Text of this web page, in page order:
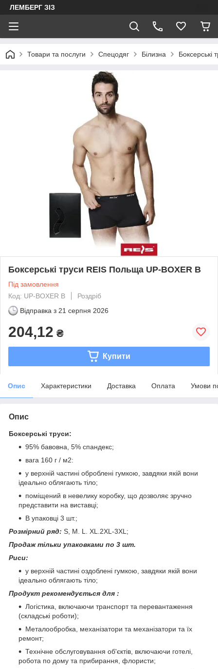
ЛЕМБЕРГ ЗІЗ
Товари та послуги Спецодяг Білизна Боксерські
Боксерські труси REIS Польща UP-BOXER B
Під замовлення
Код: UP-BOXER B
Роздріб
Відправка з 21 серпня 2026
204,12 ₴
Купити
Опис Характеристики Доставка Оплата Умови
Опис
Боксерські труси:
95% бавовна, 5% спандекс;
вага 160 г / м2:
у верхній частині оброблені гумкою, завдяки якій вони
ідеально облягають тіло;
поміщений в невелику коробку, що дозволяє зручно
представити на виставці;
В упаковці 3 шт.;
Розмірний ряд: S, M. L. XL.2XL-3XL;
Продаж тільки упаковками по 3 шт.
Риси:
у верхній частині оздоблені гумкою, завдяки якій вони
ідеально облягають тіло;
Продукт рекомендується для :
Логістика, включаючи транспорт та перевантаження
(складські роботи);
Металообробка, механізатори та механізатори та їх
ремонт;
Технічне обслуговування об'єктів, включаючи готелі,
робота по дому та прибирання, флористи;